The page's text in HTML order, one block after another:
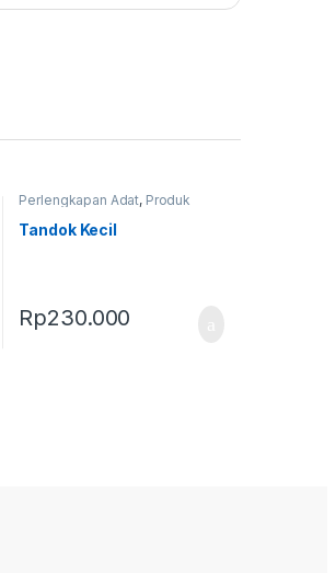
Perlengkapan Adat, Produk
Terbaru
Tandok
Tandok Kecil
Rp230.000